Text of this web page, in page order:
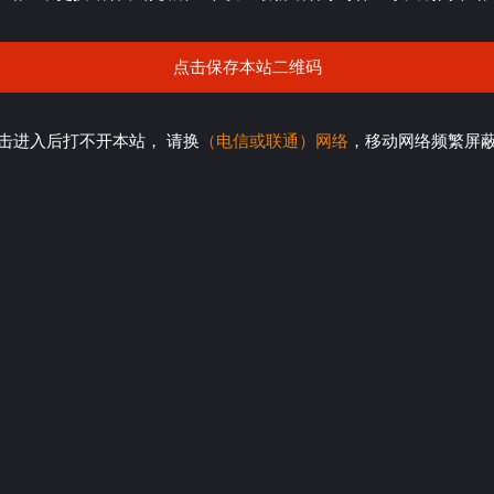
点击保存本站二维码
进入后打不开本站， 请换 （电信或联通）网络 ，移动网络频繁屏